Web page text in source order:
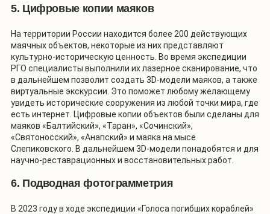
5. Цифровые копии маяков
На территории России находится более 200 действующих
маячных объектов, некоторые из них представляют
культурно-историческую ценность. Во время экспедиции
РГО специалисты выполнили их лазерное сканирование, что
в дальнейшем позволит создать 3D-модели маяков, а также
виртуальные экскурсии. Это поможет любому желающему
увидеть исторические сооружения из любой точки мира, где
есть интернет. Цифровые копии объектов были сделаны для
маяков «Балтийский», «Таран», «Сочинский»,
«Святоносский», «Анапский» и маяка на мысе
Слепиковского. В дальнейшем 3D-модели понадобятся и для
научно-реставрационных и восстановительных работ.
6. Подводная фотограмметрия
В 2023 году в ходе экспедиции «Голоса погибших кораблей»